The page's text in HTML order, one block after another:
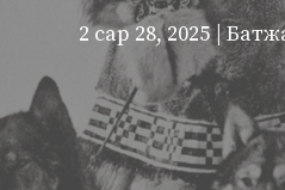
2 сар 28, 2025 |